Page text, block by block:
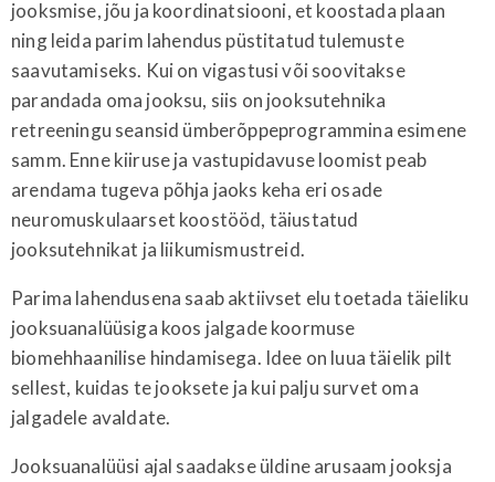
jooksmise, jõu ja koordinatsiooni, et koostada plaan
ning leida parim lahendus püstitatud tulemuste
saavutamiseks. Kui on vigastusi või soovitakse
parandada oma jooksu, siis on jooksutehnika
retreeningu seansid ümberõppeprogrammina esimene
samm. Enne kiiruse ja vastupidavuse loomist peab
arendama tugeva põhja jaoks keha eri osade
neuromuskulaarset koostööd, täiustatud
jooksutehnikat ja liikumismustreid.
Parima lahendusena saab aktiivset elu toetada täieliku
jooksuanalüüsiga koos jalgade koormuse
biomehhaanilise hindamisega. Idee on luua täielik pilt
sellest, kuidas te jooksete ja kui palju survet oma
jalgadele avaldate.
Jooksuanalüüsi ajal saadakse üldine arusaam jooksja